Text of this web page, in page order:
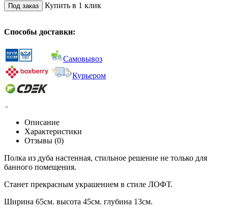
Под заказ Купить в 1 клик
Способы доставки:
Самовывоз
Курьером
Описание
Характеристики
Отзывы (0)
Полка из дуба настенная, стильное решение не только для
банного помещения.
Станет прекрасным украшением в стиле ЛОФТ.
Ширина 65см. высота 45см. глубина 13см.